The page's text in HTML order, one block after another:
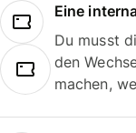
Eine
Du musst
den
machen,